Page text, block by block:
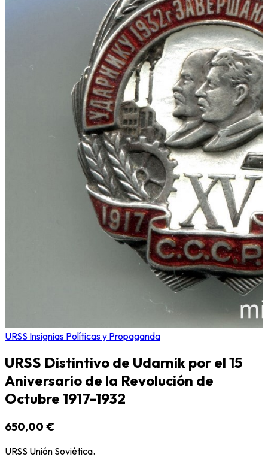
URSS Insignias Políticas y Propaganda
URSS Distintivo de Udarnik por el 15
Aniversario de la Revolución de
Octubre 1917-1932
650,00 €
URSS Unión Soviética.